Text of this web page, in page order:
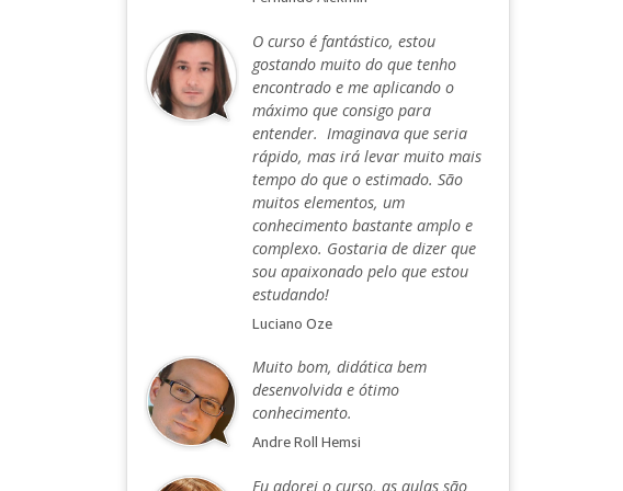
O curso é fantástico, estou
gostando muito do que tenho
encontrado e me aplicando o
máximo que consigo para
entender. Imaginava que seria
rápido, mas irá levar muito mais
tempo do que o estimado. São
muitos elementos, um
conhecimento bastante amplo e
complexo. Gostaria de dizer que
sou apaixonado pelo que estou
estudando!
Luciano Oze
Muito bom, didática bem
desenvolvida e ótimo
conhecimento.
Andre Roll Hemsi
Eu adorei o curso, as aulas são